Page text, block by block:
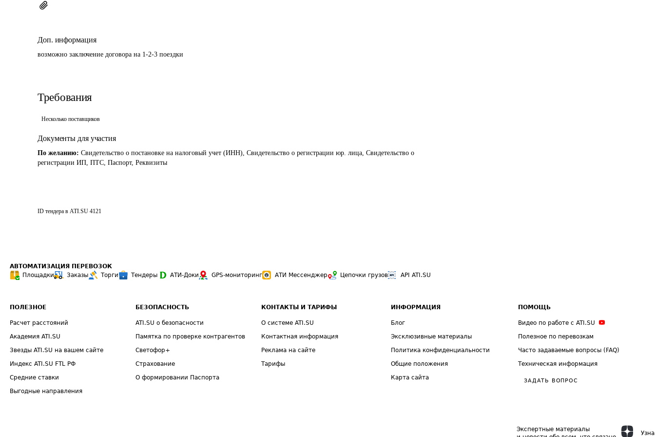
Доп. информация
возможно заключение договора на 1-2-3 поездки
Требования
Несколько поставщиков
Документы для участия
По желанию: Свидетельство о постановке на налоговый учет (ИНН), Свидетельство о регистрации юр. лица, Свидетельство о
регистрации ИП, ПТС, Паспорт, Реквизиты
ID тендера в ATI.SU 4121
АВТОМАТИЗАЦИЯ ПЕРЕВОЗОК
Площадки
Заказы Торги Тендеры АТИ-Доки GPS-мониторинг АТИ Мессенджер Цепочки грузов API ATI.SU
ПОЛЕЗНОЕ
Расчет расстояний
Академия ATI.SU
Звезды ATI.SU на вашем сайте
Индекс ATI.SU FTL РФ
Средние ставки
Выгодные направления
БЕЗОПАСНОСТЬ
ATI.SU о безопасности
Памятка по проверке контрагентов
Светофор+
Страхование
О формировании Паспорта
КОНТАКТЫ И ТАРИФЫ
О системе ATI.SU
Контактная информация
Реклама на сайте
Тарифы
ИНФОРМАЦИЯ
Блог
Эксклюзивные материалы
Политика конфиденциальности
Общие положения
Карта сайта
ПОМОЩЬ
Видео по работе с ATI.SU
Полезное по перевозкам
Часто задаваемые вопросы (FAQ)
Техническая информация
ЗАДАТЬ ВОПРОС
Экспертные материалы